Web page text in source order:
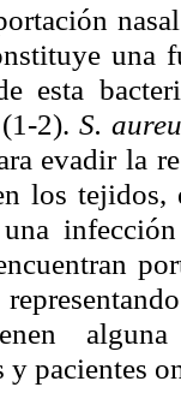
una
esta
2). S.
evadir la
los
una
pacientes